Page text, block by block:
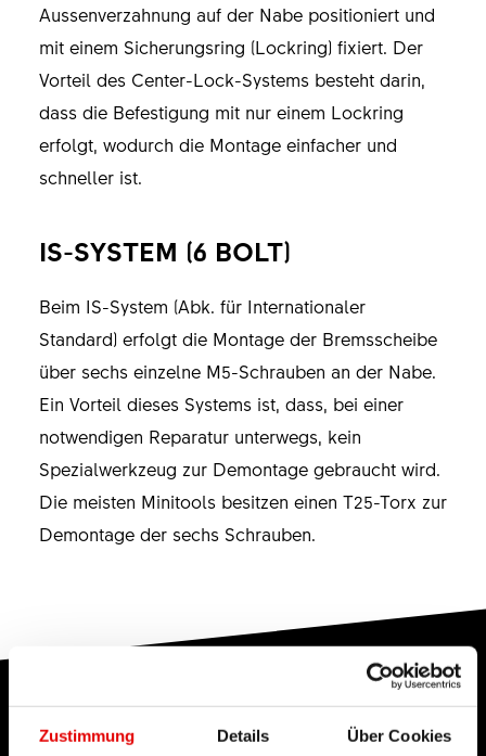
Zustimmung Details Über Cookies
Aussenverzahnung auf der Nabe positioniert und
mit einem Sicherungsring (Lockring) fixiert. Der
Vorteil des Center-Lock-Systems besteht darin,
dass die Befestigung mit nur einem Lockring
erfolgt, wodurch die Montage einfacher und
schneller ist.
IS-SYSTEM (6 BOLT)
Beim IS-System (Abk. für Internationaler
Standard) erfolgt die Montage der Bremsscheibe
über sechs einzelne M5-Schrauben an der Nabe.
Ein Vorteil dieses Systems ist, dass, bei einer
notwendigen Reparatur unterwegs, kein
Spezialwerkzeug zur Demontage gebraucht wird.
Die meisten Minitools besitzen einen T25-Torx zur
Demontage der sechs Schrauben.
WEITERE
LAUFRAD EIGENSCHAFTEN